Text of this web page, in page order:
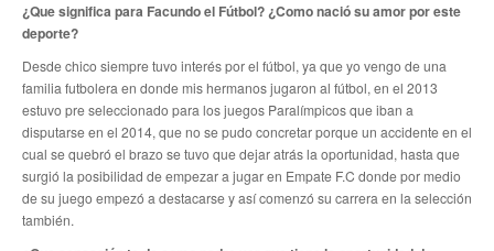
Secretarías
Secretaría general
Secretaría general adjunta
Secretaría de actas
Secretaría gremial
¿Que significa para Facundo el Fútbol? ¿Como nació su amor por este
deporte?
Desde chico siempre tuvo interés por el fútbol, ya que yo vengo de una
familia futbolera en donde mis hermanos jugaron al fútbol, en el 2013
estuvo pre seleccionado para los juegos Paralímpicos que iban a
disputarse en el 2014, que no se pudo concretar porque un accidente en el
cual se quebró el brazo se tuvo que dejar atrás la oportunidad, hasta que
surgió la posibilidad de empezar a jugar en Empate F.C donde por medio
de su juego empezó a destacarse y así comenzó su carrera en la selección
también.